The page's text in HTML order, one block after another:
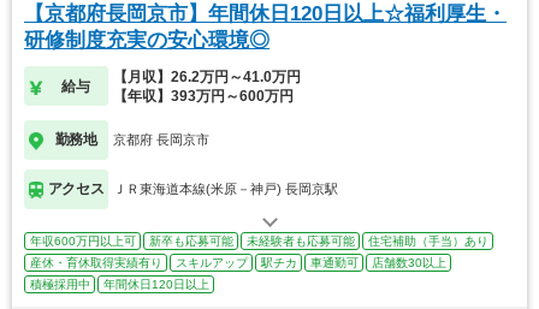
【京都府長岡京市】年間休日120日以上☆福利厚生・
研修制度充実の安心環境◎
給与
【月収】26.2万円～41.0万円
【年収】393万円～600万円
勤務地 京都府 長岡京市
アクセス ＪＲ東海道本線(米原－神戸) 長岡京駅
年収600万円以上可 新卒も応募可能 未経験者も応募可能
住宅補助（手当）あり
産休・育休取得実績有り
スキルアップ 駅チカ 車通勤可
店舗数30以上
積極採用中
年間休日120日以上